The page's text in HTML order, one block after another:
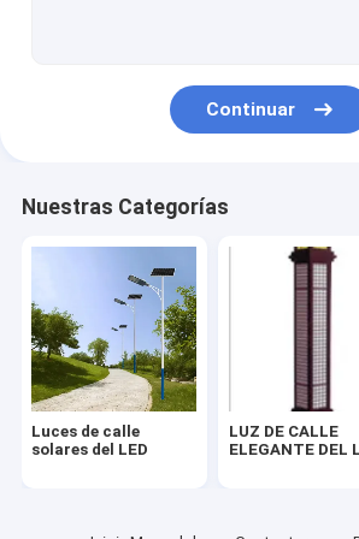
Caja de batería de la energía solar
Continuar
Nuestras Categorías
Luces de calle
solares del LED
LUZ DE CALLE
ELEGANTE DEL